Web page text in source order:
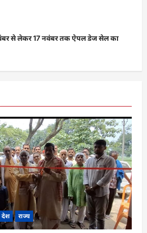
से लेकर 17 नवंबर तक ऐपल डेज सेल का
देश राज्य